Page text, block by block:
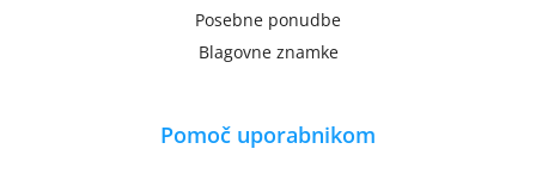
Posebne ponudbe
Blagovne znamke
Pomoč uporabnikom